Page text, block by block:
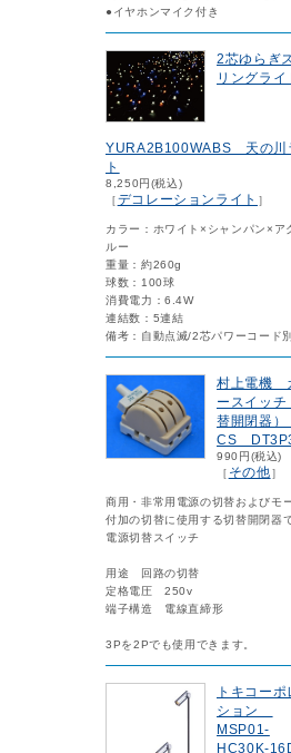
●イヤホンマイク付き
2芯ゆらぎ
リングラ
YURA2B100WABS 天の川
ト
8,250円(税込)
［デコレーションライト ］
カラー：ホワイト×シャンパン×ア
ルー
重量：約260g
球数：100球
消費電力：6.4W
連結数：5連結
備考：自動点滅/2芯パワーコード
村上電機
ースイッチ
替開閉器
CS
990円(税込)
［ その他］
商用・非常用電源の切替およびモ
付加の切替に使用する切替開閉器
電源切替スイッチ
用途 回路の切替
定格電圧 250v
端子構造 電線直締形
3Pを2Pでも使用できます。
トキコーポ
ション
MSP01-
HC30K-